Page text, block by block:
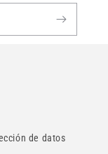
de datos